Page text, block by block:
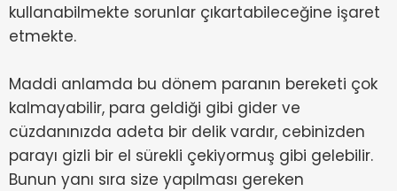
kullanabilmekte sorunlar çıkartabileceğine işaret
etmekte.
Maddi anlamda bu dönem paranın bereketi çok
kalmayabilir, para geldiği gibi gider ve
cüzdanınızda adeta bir delik vardır, cebinizden
parayı gizli bir el sürekli çekiyormuş gibi gelebilir.
Bunun yanı sıra size yapılması gereken